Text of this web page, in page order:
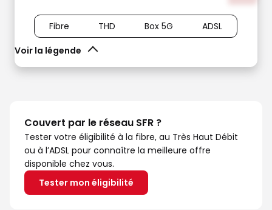
Voir la légende
Fibre THD Box 5G ADSL
Couvert par le réseau SFR ?
Tester votre éligibilité à la fibre, au Très Haut Débit
ou à l’ADSL pour connaître la meilleure offre
disponible chez vous.
Tester mon éligibilité